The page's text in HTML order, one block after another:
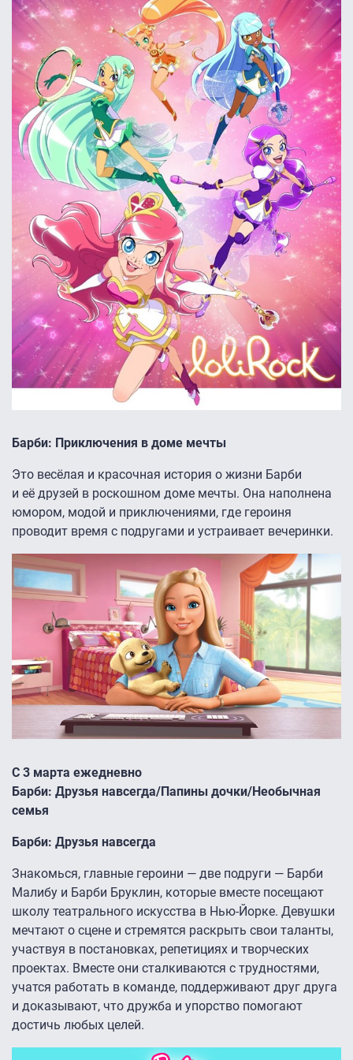
Барби: Приключения в доме мечты
Это весёлая и красочная история о жизни Барби
и её друзей в роскошном доме мечты. Она наполнена
юмором, модой и приключениями, где героиня
проводит время с подругами и устраивает вечеринки.
С 3 марта ежедневно
Барби: Друзья навсегда/Папины дочки/Необычная
семья
Барби: Друзья навсегда
Знакомься, главные героини — две подруги — Барби
Малибу и Барби Бруклин, которые вместе посещают
школу театрального искусства в Нью-Йорке. Девушки
мечтают о сцене и стремятся раскрыть свои таланты,
участвуя в постановках, репетициях и творческих
проектах. Вместе они сталкиваются с трудностями,
учатся работать в команде, поддерживают друг друга
и доказывают, что дружба и упорство помогают
достичь любых целей.